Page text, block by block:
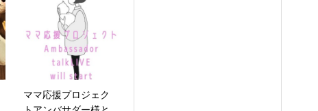
ママ応援プロジェク